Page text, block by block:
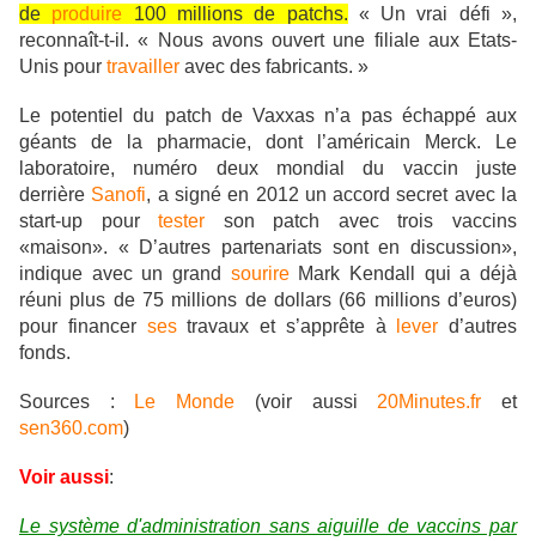
de produire 100 millions de patchs. « Un vrai défi »,
reconnaît-t-il. « Nous avons ouvert une filiale aux Etats-
Unis pour travailler avec des fabricants. »
Le potentiel du patch de Vaxxas n’a pas échappé aux
géants de la pharmacie, dont l’américain Merck. Le
laboratoire, numéro deux mondial du vaccin juste
derrière Sanofi, a signé en 2012 un accord secret avec la
start-up pourtester son patch avec trois vaccins
«maison». « D’autres partenariats sont en discussion»,
indique avec un grand sourireMark Kendall qui a déjà
réuni plus de 75 millions de dollars (66 millions d’euros)
pour financer sestravaux et s’apprête à lever d’autres
fonds.
Sources : Le Monde (voir aussi 20Minutes.fr et
sen360.com)
Voir aussi:
Le système d'administration sans aiguille de vaccins par